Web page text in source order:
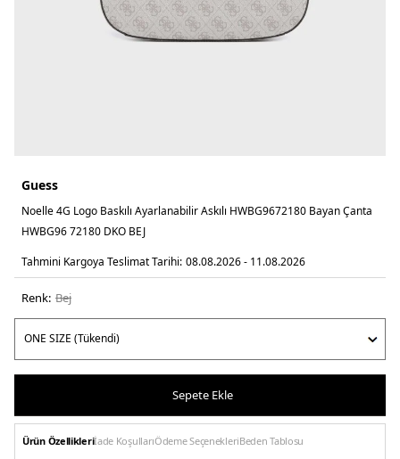
Guess
Noelle 4G Logo Baskılı Ayarlanabilir Askılı HWBG9672180 Bayan Çanta
HWBG96 72180 DKO BEJ
Tahmini Kargoya Teslimat Tarihi: 08.08.2026 - 11.08.2026
Renk: bej
Sepete Ekle
Ürün Özellikleriİade KoşullarıÖdeme SeçenekleriBeden Tablosu